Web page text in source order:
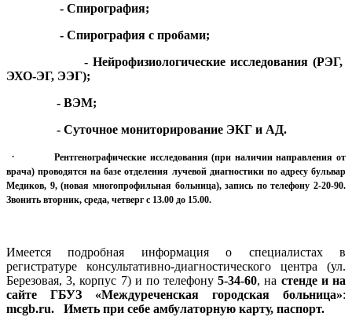
- Спирография;
- Спирография с пробами;
- Нейрофизиологические исследования (РЭГ,
ЭХО-ЭГ, ЭЭГ);
- ВЭМ;
- Суточное мониторирование ЭКГ и АД.
·Рентгенографические исследования (при наличии направления от
врача) проводятся на базе отделения лучевой диагностики по адресу бульвар
Медиков, 9, (новая многопрофильная больница), запись по телефону 2-20-90.
Звонить вторник, среда, четверг с 13.00 до 15.00.
Имеется подробная информация о специалистах в
регистратуре консультативно-диагностического центра (ул.
Березовая, 3, корпус 7) и по телефону5-34-60, на стенде и на
сайте ГБУЗ «Междуреченская городская больница»:
mcgb.ru. Иметь при себе амбулаторную карту, паспорт.